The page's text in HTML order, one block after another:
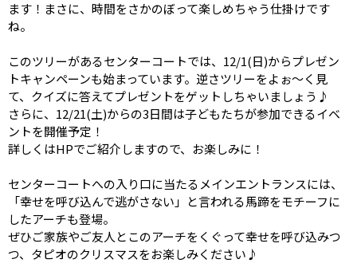
ます！まさに、時間をさかのぼって楽しめちゃう仕掛けです
ね。
このツリーがあるセンターコートでは、12/1(日)からプレゼン
トキャンペーンも始まっています。逆さツリーをよぉ～く見
て、クイズに答えてプレゼントをゲットしちゃいましょう♪
さらに、12/21(土)からの3日間は子どもたちが参加できるイベ
ントを開催予定！
詳しくはHPでご紹介しますので、お楽しみに！
センターコートへの入り口に当たるメインエントランスには、
「幸せを呼び込んで逃がさない」と言われる馬蹄をモチーフに
したアーチも登場。
ぜひご家族やご友人とこのアーチをくぐって幸せを呼び込みつ
つ、タピオのクリスマスをお楽しみください♪